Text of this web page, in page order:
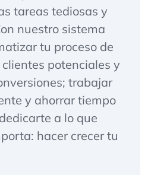
tareas tediosas y
nuestro sistema
tu proceso de
potenciales y
trabajar
y ahorrar tiempo
a lo que
hacer crecer tu